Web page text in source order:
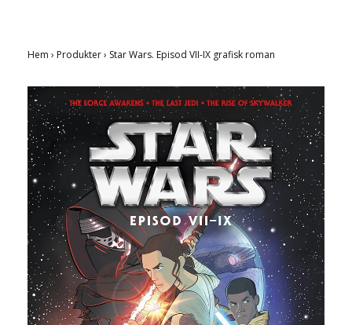
Hem › Produkter› Star Wars. Episod VII-IX grafisk roman